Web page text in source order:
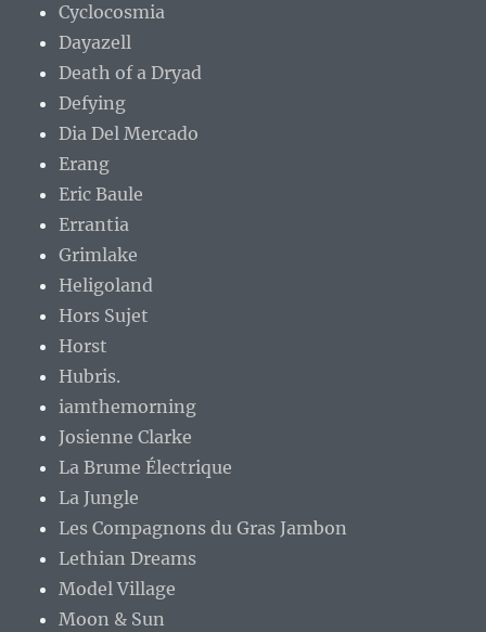
Cyclocosmia
Dayazell
Death of a Dryad
Defying
Dia Del Mercado
Erang
Eric Baule
Errantia
Grimlake
Heligoland
Hors Sujet
Horst
Hubris.
iamthemorning
Josienne Clarke
La Brume Électrique
La Jungle
Les Compagnons du Gras Jambon
Lethian Dreams
Model Village
Moon & Sun